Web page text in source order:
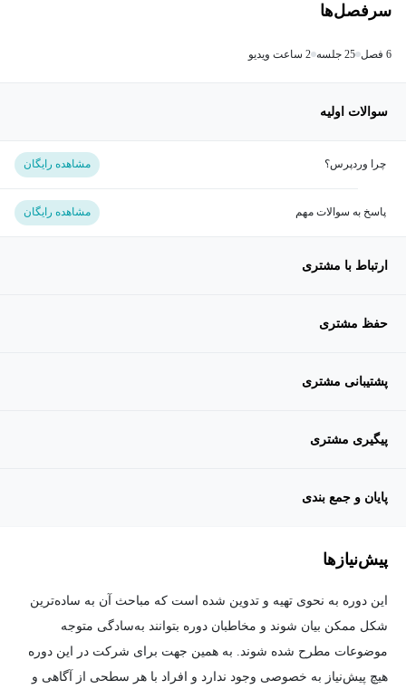
سرفصل‌ها
6 فصل 25 جلسه 2 ساعت ویدیو
سوالات اولیه
چرا وردپرس؟ مشاهده رایگان
پاسخ به سوالات مهم مشاهده رایگان
ارتباط با مشتری
حفظ مشتری
پشتیبانی مشتری
پیگیری مشتری
پایان و جمع بندی
پیش‌نیاز‌ها
این دوره به نحوی تهیه و تدوین شده است که مباحث آن به ساده‌ترین
شکل ممکن بیان شوند و مخاطبان دوره بتوانند به‌سادگی متوجه
موضوعات مطرح شده شوند. به همین جهت برای شرکت در این دوره
هیچ پیش‌نیاز به خصوصی وجود ندارد و افراد با هر سطحی از آگاهی و